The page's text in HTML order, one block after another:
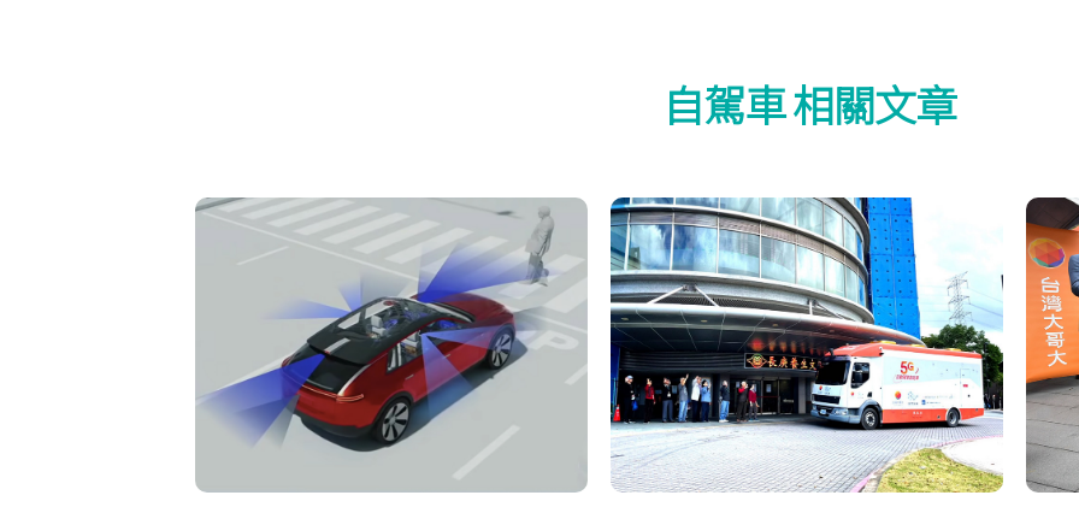
自駕車 相關文章